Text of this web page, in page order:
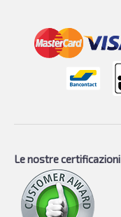
Le nostre certificazioni